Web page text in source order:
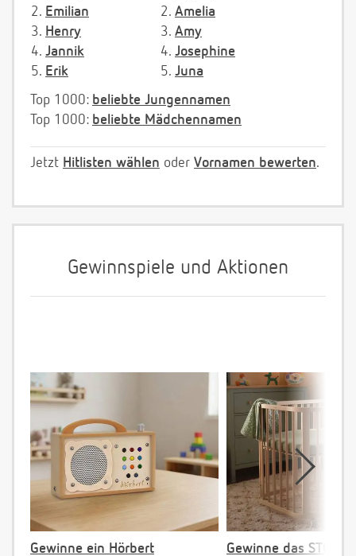
2. Emilian
3. Henry
4. Jannik
5. Erik
2. Amelia
3. Amy
4. Josephine
5. Juna
Top 1000: beliebte Jungennamen
Top 1000: beliebte Mädchennamen
Jetzt Hitlisten wählen oder Vornamen bewerten.
Gewinnspiele und Aktionen
Gewinne ein Hörbert Gewinne das